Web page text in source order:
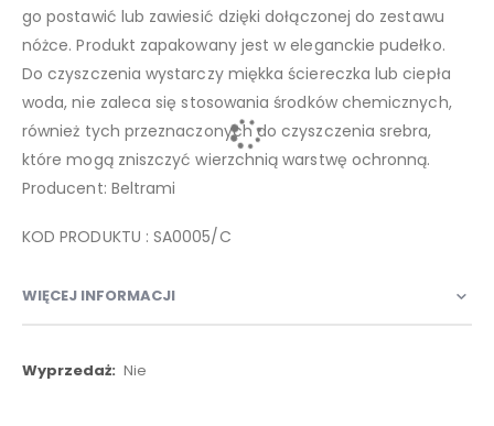
go postawić lub zawiesić dzięki dołączonej do zestawu
nóżce. Produkt zapakowany jest w eleganckie pudełko.
Do czyszczenia wystarczy miękka ściereczka lub ciepła
woda, nie zaleca się stosowania środków chemicznych,
również tych przeznaczonych do czyszczenia srebra,
które mogą zniszczyć wierzchnią warstwę ochronną.
Producent: Beltrami
KOD PRODUKTU : SA0005/C
WIĘCEJ INFORMACJI
Więcej
Nie